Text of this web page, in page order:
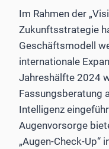
Im Rahmen der
Zukunftsstrategie
Geschäftsmodell
internationale
Jahreshälfte 2024
Fassungsberatung
Intelligenz
Augenvorsorge
„Augen-Check-Up“